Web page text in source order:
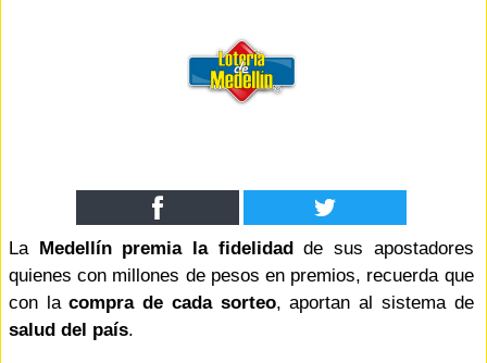
La Medellín premia la fidelidadde sus apostadores
quienes con millones de pesos en premios, recuerda que
con lacompra de cada sorteo, aportan al sistema de
salud del país.